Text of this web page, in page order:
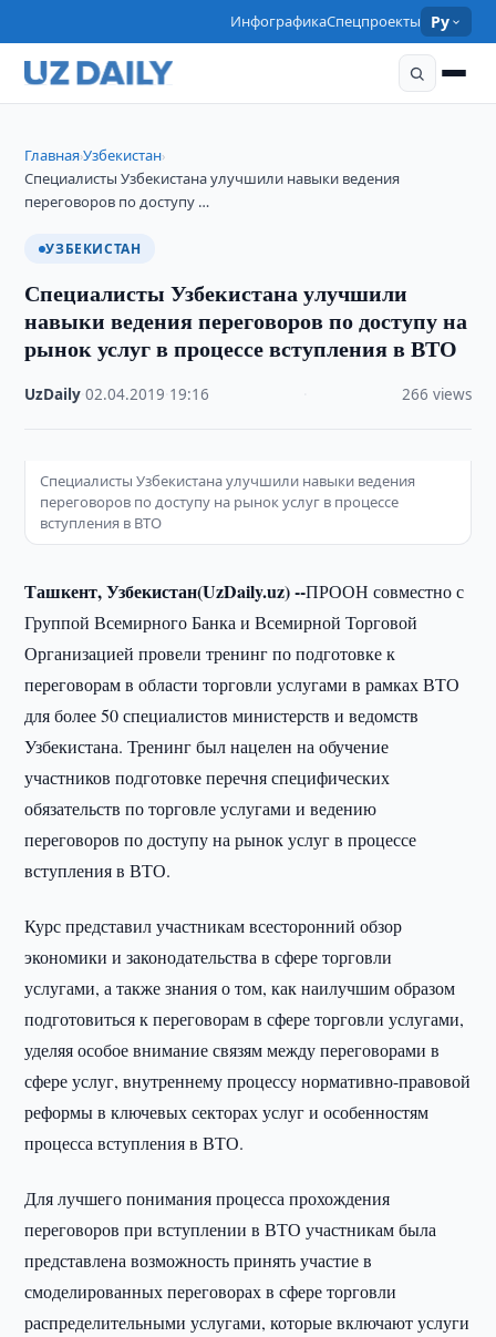
ИнфографикаСпецпроекты Ру
Главная›Узбекистан›
Специалисты Узбекистана улучшили навыки ведения
переговоров по доступу …
УЗБЕКИСТАН
Специалисты Узбекистана улучшили
навыки ведения переговоров по доступу на
рынок услуг в процессе вступления в ВТО
UzDaily ·02.04.2019 19:16 266 views
Специалисты Узбекистана улучшили навыки ведения
переговоров по доступу на рынок услуг в процессе
вступления в ВТО
Ташкент, Узбекистан(UzDaily.uz) --ПРООН совместно с
Группой Всемирного Банка и Всемирной Торговой
Организацией провели тренинг по подготовке к
переговорам в области торговли услугами в рамках ВТО
для более 50 специалистов министерств и ведомств
Узбекистана. Тренинг был нацелен на обучение
участников подготовке перечня специфических
обязательств по торговле услугами и ведению
переговоров по доступу на рынок услуг в процессе
вступления в ВТО.
Курс представил участникам всесторонний обзор
экономики и законодательства в сфере торговли
услугами, а также знания о том, как наилучшим образом
подготовиться к переговорам в сфере торговли услугами,
уделяя особое внимание связям между переговорами в
сфере услуг, внутреннему процессу нормативно-правовой
реформы в ключевых секторах услуг и особенностям
процесса вступления в ВТО.
Для лучшего понимания процесса прохождения
переговоров при вступлении в ВТО участникам была
представлена возможность принять участие в
смоделированных переговорах в сфере торговли
распределительными услугами, которые включают услуги